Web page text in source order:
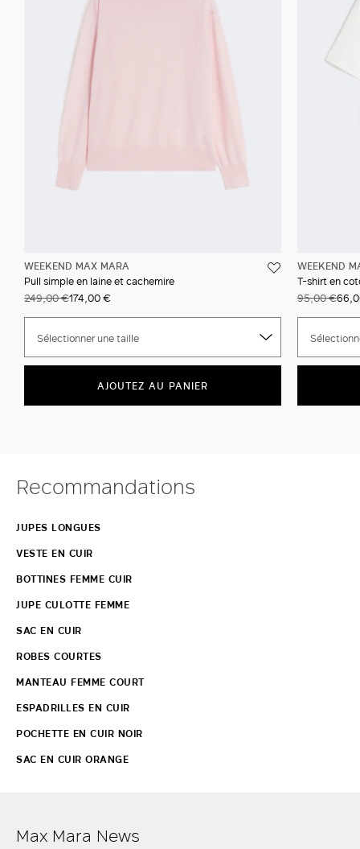
WEEKEND MAX MARA
Pull simple en laine et cachemire
249,00 €174,00 €
Sélectionner une taille
AJOUTEZ AU PANIER
WEEKEND
T-shirt en
95,00 €
Recommandations
JUPES LONGUES
VESTE EN CUIR
BOTTINES FEMME CUIR
JUPE CULOTTE FEMME
SAC EN CUIR
ROBES COURTES
MANTEAU FEMME COURT
ESPADRILLES EN CUIR
POCHETTE EN CUIR NOIR
SAC EN CUIR ORANGE
Max Mara News